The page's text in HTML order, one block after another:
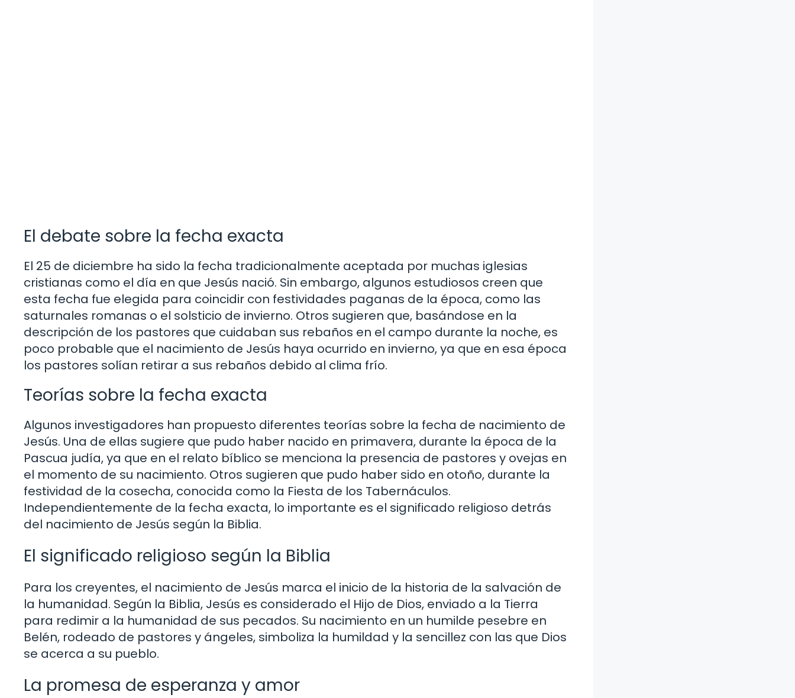
El debate sobre la fecha exacta
El 25 de diciembre ha sido la fecha tradicionalmente aceptada por muchas iglesias
cristianas como el día en que Jesús nació. Sin embargo, algunos estudiosos creen que
esta fecha fue elegida para coincidir con festividades paganas de la época, como las
saturnales romanas o el solsticio de invierno. Otros sugieren que, basándose en la
descripción de los pastores que cuidaban sus rebaños en el campo durante la noche, es
poco probable que el nacimiento de Jesús haya ocurrido en invierno, ya que en esa época
los pastores solían retirar a sus rebaños debido al clima frío.
Teorías sobre la fecha exacta
Algunos investigadores han propuesto diferentes teorías sobre la fecha de nacimiento de
Jesús. Una de ellas sugiere que pudo haber nacido en primavera, durante la época de la
Pascua judía, ya que en el relato bíblico se menciona la presencia de pastores y ovejas en
el momento de su nacimiento. Otros sugieren que pudo haber sido en otoño, durante la
festividad de la cosecha, conocida como la Fiesta de los Tabernáculos.
Independientemente de la fecha exacta, lo importante es el significado religioso detrás
del nacimiento de Jesús según la Biblia.
El significado religioso según la Biblia
Para los creyentes, el nacimiento de Jesús marca el inicio de la historia de la salvación de
la humanidad. Según la Biblia, Jesús es considerado el Hijo de Dios, enviado a la Tierra
para redimir a la humanidad de sus pecados. Su nacimiento en un humilde pesebre en
Belén, rodeado de pastores y ángeles, simboliza la humildad y la sencillez con las que Dios
se acerca a su pueblo.
La promesa de esperanza y amor